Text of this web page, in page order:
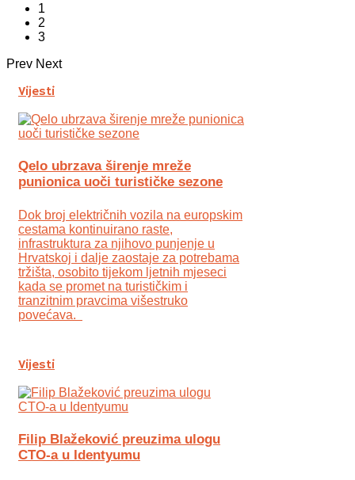
1
2
3
Prev Next
Vijesti
Qelo ubrzava širenje mreže
punionica uoči turističke sezone
Dok broj električnih vozila na europskim
cestama kontinuirano raste,
infrastruktura za njihovo punjenje u
Hrvatskoj i dalje zaostaje za potrebama
tržišta, osobito tijekom ljetnih mjeseci
kada se promet na turističkim i
tranzitnim pravcima višestruko
povećava.
Vijesti
Filip Blažeković preuzima ulogu
CTO-a u Identyumu